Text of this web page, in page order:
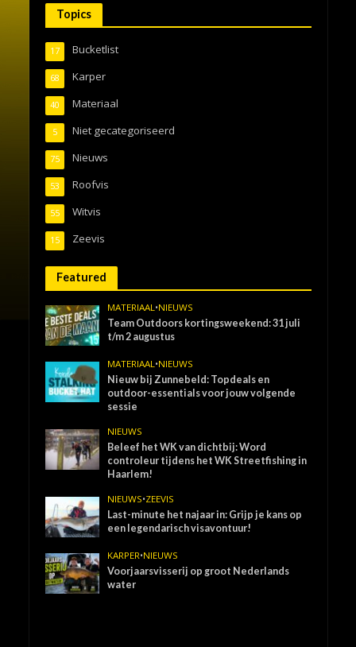
Topics
Bucketlist
17
Karper
68
Materiaal
40
Niet gecategoriseerd
5
Nieuws
75
Roofvis
53
Witvis
55
Zeevis
15
Featured
MATERIAAL •NIEUWS
Team Outdoors kortingsweekend: 31 juli
t/m 2 augustus
MATERIAAL •NIEUWS
Nieuw bij Zunnebeld: Topdeals en
outdoor-essentials voor jouw volgende
sessie
NIEUWS
Beleef het WK van dichtbij: Word
controleur tijdens het WK Streetfishing in
Haarlem!
NIEUWS•ZEEVIS
Last-minute het najaar in: Grijp je kans op
een legendarisch visavontuur!
KARPER•NIEUWS
Voorjaarsvisserij op groot Nederlands
water